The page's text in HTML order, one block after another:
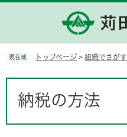
の
で
ー
ば
現在地 トップページ > 組織でさがす
納税の方法